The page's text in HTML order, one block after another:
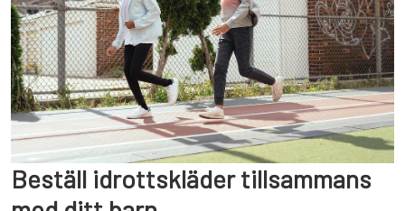
Beställ idrottskläder tillsammans